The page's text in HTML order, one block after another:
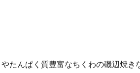
たんぱく質豊富なちくわの磯辺焼き